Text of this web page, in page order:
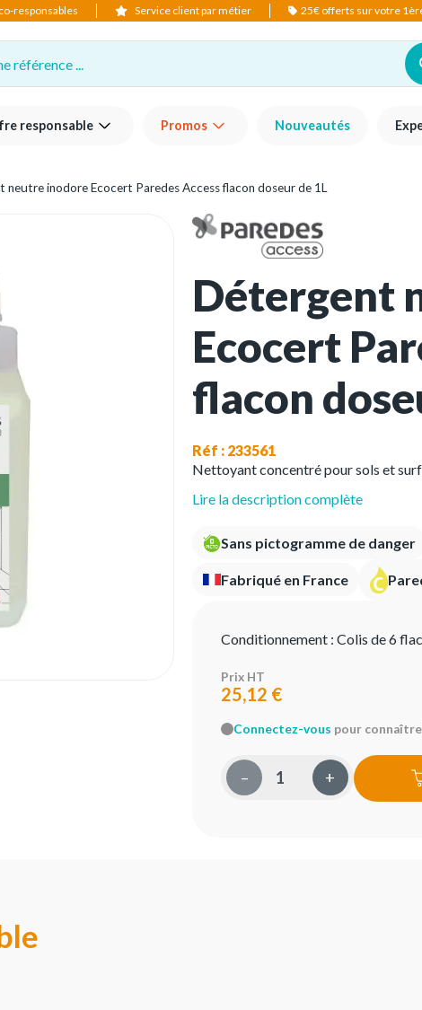
responsables Service client par métier 25€ offerts sur votre
référence ...
responsable Promos Nouveautés
neutre inodore Ecocert Paredes Access flacon doseur de 1L
Détergent
Ecocert
flacon
Réf : 233561
Nettoyant concentré pour sols et
Lire la description complète
Sans pictogramme de danger
Fabriqué en France
Conditionnement : Colis de 6
Prix HT
25,12 €
Connectez-vous pour
– +